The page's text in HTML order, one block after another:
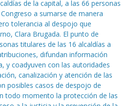
de la capital, a las 66 personas
a sumarse de manera
tolerancia al despojo que
Clara Brugada. El punto de
titulares de las 16 alcaldías a
difundan información
y coadyuven con las autoridades
canalización y atención de las
posibles casos de despojo de
todo momento la protección de las